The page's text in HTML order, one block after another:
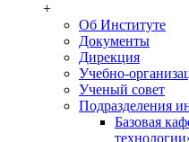
+
Об Институте
Документы
Дирекция
Учебно-
Ученый совет
Подразделения
Базовая